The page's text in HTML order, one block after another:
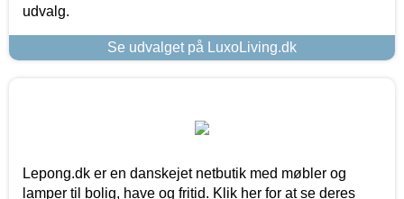
udvalg.
Se udvalget på LuxoLiving.dk
Lepong.dk er en danskejet netbutik med møbler og
lamper til bolig, have og fritid. Klik her for at se deres